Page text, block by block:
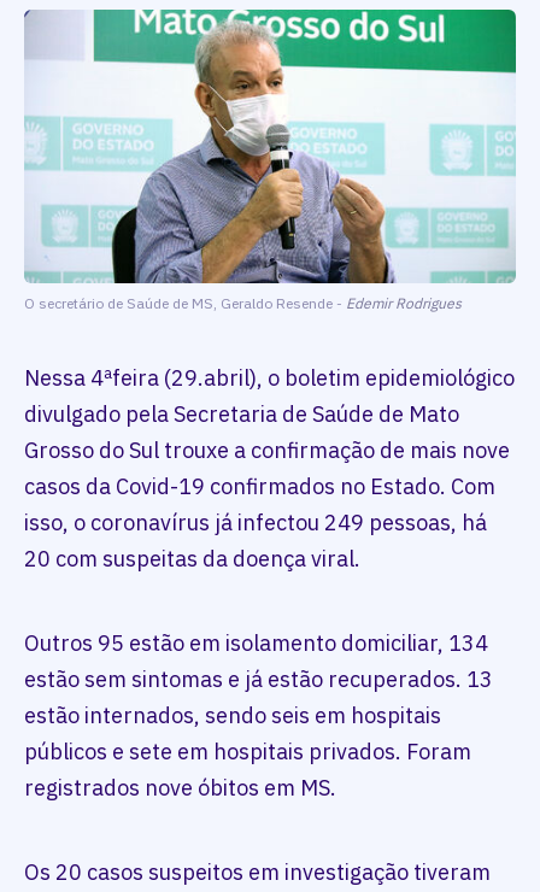
O secretário de Saúde de MS, Geraldo Resende - Edemir Rodrigues
Nessa 4ªfeira (29.abril), o boletim epidemiológico
divulgado pela Secretaria de Saúde de Mato
Grosso do Sul trouxe a confirmação de mais nove
casos da Covid-19 confirmados no Estado. Com
isso, o coronavírus já infectou 249 pessoas, há
20 com suspeitas da doença viral.
Outros 95 estão em isolamento domiciliar, 134
estão sem sintomas e já estão recuperados. 13
estão internados, sendo seis em hospitais
públicos e sete em hospitais privados. Foram
registrados nove óbitos em MS.
Os 20 casos suspeitos em investigação tiveram